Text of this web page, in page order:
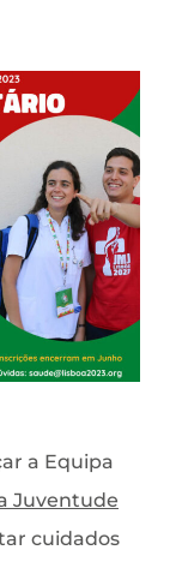
a Equipa
Juventude
cuidados